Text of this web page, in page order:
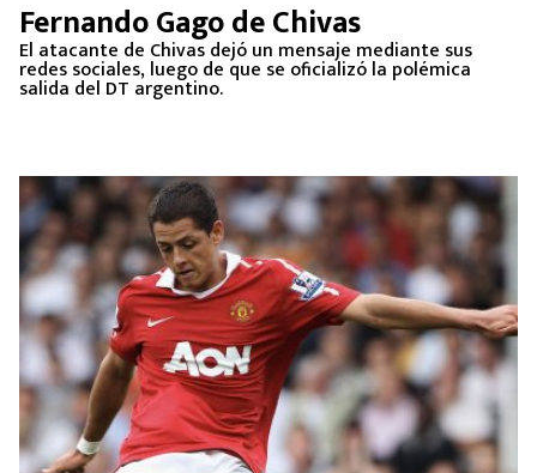
Fernando Gago de Chivas
El atacante de Chivas dejó un mensaje mediante sus
redes sociales, luego de que se oficializó la polémica
salida del DT argentino.